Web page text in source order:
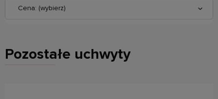
Cena: (wybierz)
Pozostałe uchwyty